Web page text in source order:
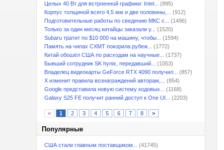
Целых 40 Вт для встроенной графики: Intel...
(895)
Корпус толщиной всего 4,5 мм и две половины,...
(912)
Подготовительные работы по сведению МКС с...
(1496)
Только за один месяц китайцы заказали у...
(1520)
Subaru тратит по $10 000 на машину, чтобы...
(1594)
Память на чипах CXMT покорила рубеж...
(1772)
Китай обошёл США по расходам на научные...
(1737)
Бывший сотрудник SK hynix, передавший...
(1053)
Владелец видеокарты GeForce RTX 4090 получил...
(857)
X изменит правила вознаграждений авторам,...
(854)
Google представила новую систему кодовых...
(1168)
Galaxy S25 FE получит ранний доступ к One UI...
(2203)
< 1 2 3 4 5 6 7 8 >
Популярные
США стали главным поставщиком...
(41745)